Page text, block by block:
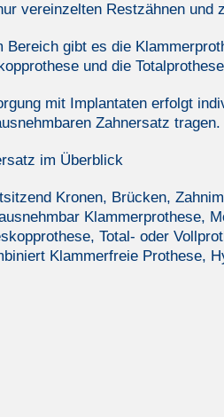
vereinzelten Restzähnen und
Bereich gibt es die
und die
mit Implantaten erfolgt
Zahnersatz tragen.
im Überblick
Kronen, Brücken,
Klammerprothese,
Total- oder
Klammerfreie Prothese,